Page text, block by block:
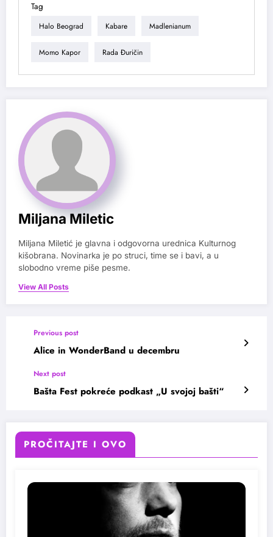
Tag
Halo Beograd Kabare Madlenianum
Momo Kapor Rada Đuričin
Miljana Miletic
Miljana Miletić je glavna i odgovorna urednica Kulturnog
kišobrana. Novinarka je po struci, time se i bavi, a u
slobodno vreme piše pesme.
View All Posts
Previous post
Alice in WonderBand u decembru
Next post
Bašta Fest pokreće podkast „U svojoj bašti“
PROČITAJTE I OVO